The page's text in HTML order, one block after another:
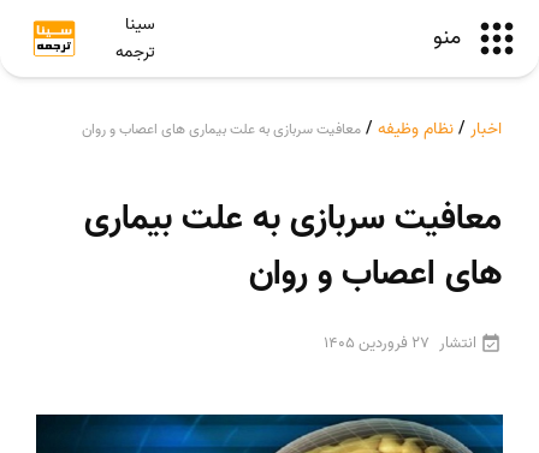
منو
سینا
ترجمه
اخبار /نظام وظیفه / معافیت سربازی به علت بیماری های اعصاب و روان
معافیت سربازی به علت بیماری
های اعصاب و روان
انتشار 27 فروردین 1405